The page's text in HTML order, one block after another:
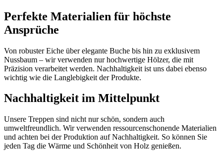
Perfekte Materialien für höchste
Ansprüche
Von robuster Eiche über elegante Buche bis hin zu exklusivem
Nussbaum – wir verwenden nur hochwertige Hölzer, die mit
Präzision verarbeitet werden. Nachhaltigkeit ist uns dabei ebenso
wichtig wie die Langlebigkeit der Produkte.
Nachhaltigkeit im Mittelpunkt
Unsere Treppen sind nicht nur schön, sondern auch
umweltfreundlich. Wir verwenden ressourcenschonende Materialien
und achten bei der Produktion auf Nachhaltigkeit. So können Sie
jeden Tag die Wärme und Schönheit von Holz genießen.